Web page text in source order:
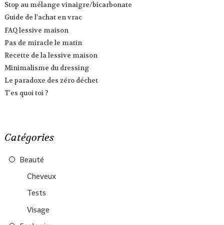
Stop au mélange vinaigre/bicarbonate
Guide de l'achat en vrac
FAQ lessive maison
Pas de miracle le matin
Recette de la lessive maison
Minimalisme du dressing
Le paradoxe des zéro déchet
T'es quoi toi ?
Catégories
Beauté
Cheveux
Tests
Visage